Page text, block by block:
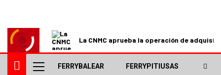
La CNMC aprueba la operación de
FERRYBALEAR FERRYPITIUSAS